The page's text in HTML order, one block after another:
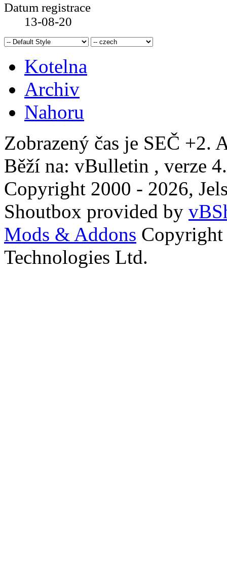
Datum registrace
13-08-20
Kotelna
Archiv
Nahoru
Zobrazený čas je SEČ +2.
Běží na: vBulletin , verze
Copyright 2000 - 2026,
Shoutbox provided by
Mods & Addons
Technologies Ltd.